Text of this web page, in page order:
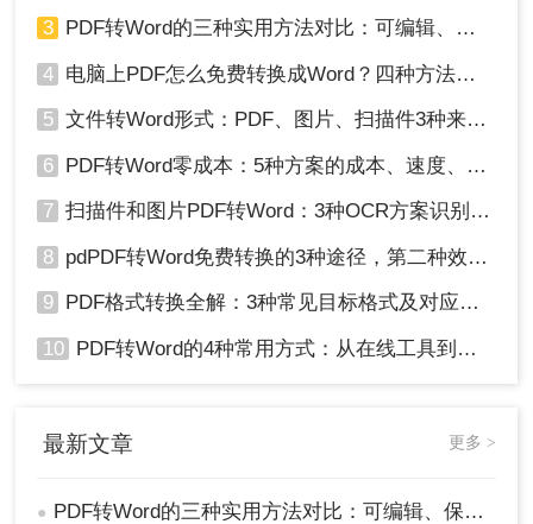
3 PDF转Word的三种实用方法对比：可编辑、保格式、避风险！
4 电脑上PDF怎么免费转换成Word？四种方法对比与实操指南（附详细表格）!
5 文件转Word形式：PDF、图片、扫描件3种来源分别怎么处理！
6 PDF转Word零成本：5种方案的成本、速度、精度对比！
7 扫描件和图片PDF转Word：3种OCR方案识别率实测！
8 pdPDF转Word免费转换的3种途径，第二种效率最高！
9 PDF格式转换全解：3种常见目标格式及对应操作方法！
10 PDF转Word的4种常用方式：从在线工具到桌面软件全梳理！
最新文章 更多 >
● PDF转Word的三种实用方法对比：可编辑、保格式、避风险！